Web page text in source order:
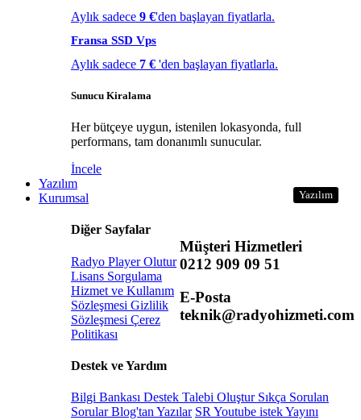
Aylık sadece 9 €'den başlayan fiyatlarla.
Fransa SSD Vps
Aylık sadece 7 € 'den başlayan fiyatlarla.
Sunucu Kiralama
Her bütçeye uygun, istenilen lokasyonda, full
performans, tam donanımlı sunucular.
İncele
Yazılım
Yazılım
Kurumsal
Müşteri Hizmetleri
0212 909 09 51
E-Posta
teknik@radyohizmeti.com
Diğer Sayfalar
Radyo Player Olutur
Lisans Sorgulama
Hizmet ve Kullanım
Sözleşmesi Gizlilik
Sözleşmesi Çerez
Politikası
Destek ve Yardım
Bilgi Bankası Destek Talebi OluşturSıkça Sorulan
SorularBlog'tan Yazılar SR Youtube istek Yayını